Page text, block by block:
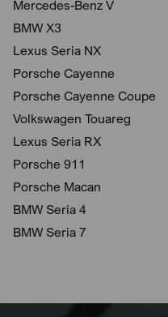
Mercedes-Benz V
BMW X3
Lexus Seria NX
Porsche Cayenne
Porsche Cayenne Coupe
Volkswagen Touareg
Lexus Seria RX
Porsche 911
Porsche Macan
BMW Seria 4
BMW Seria 7